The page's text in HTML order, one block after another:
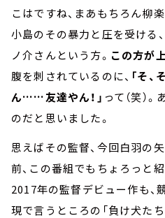
こはですね、まあもちろん柳
小島のその暴力と圧を受ける
ノ介さんという方。 この方が
腹を刺されているのに、 「そ
ん……友達やん！」 って（笑）
のだと思いました。
思えばその監督、今回白羽の
前、この番組でもちょろっと
2017年の監督デビュー作も、
現で言うところの「負け犬た